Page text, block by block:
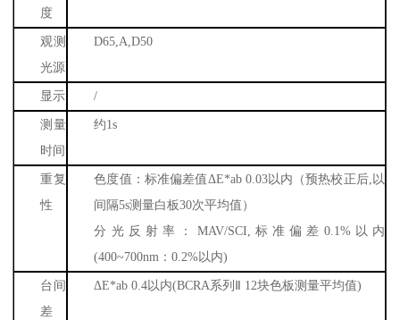
度
观测
光源
D65,A,D50
显示 /
测量
时间
约1s
重复
性
色度值：标准偏差值ΔE*ab 0.03以内（预热校正后, 以
间隔5s测量白板30次平均值）
分光反射率： MAV/SCI, 标准偏差 0.1%以内
(400~700nm ：0.2%以内)
台间
差
ΔE*ab 0.4以内(BCRA系列Ⅱ 12块色板测量平均值)